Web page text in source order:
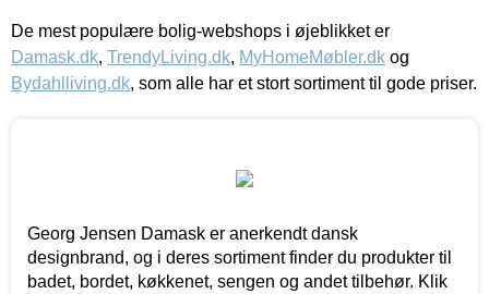
De mest populære bolig-webshops i øjeblikket er
Damask.dk, TrendyLiving.dk, MyHomeMøbler.dk og
Bydahlliving.dk, som alle har et stort sortiment til gode priser.
Georg Jensen Damask er anerkendt dansk
designbrand, og i deres sortiment finder du produkter til
badet, bordet, køkkenet, sengen og andet tilbehør. Klik